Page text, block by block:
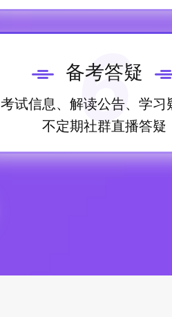
备考答疑
考试信息、解读公告、学习
不定期社群直播答疑
6